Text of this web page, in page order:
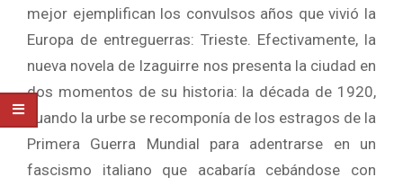
mejor ejemplifican los convulsos años que vivió la
Europa de entreguerras: Trieste. Efectivamente, la
nueva novela de Izaguirre nos presenta la ciudad en
dos momentos de su historia: la década de 1920,
cuando la urbe se recomponía de los estragos de la
Primera Guerra Mundial para adentrarse en un
fascismo italiano que acabaría cebándose con